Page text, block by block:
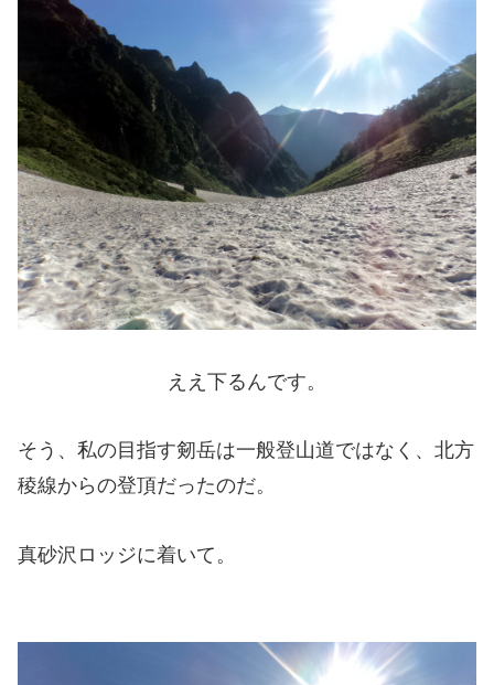
ええ下るんです。
そう、私の目指す剱岳は一般登山道ではなく、北方
稜線からの登頂だったのだ。
真砂沢ロッジに着いて。